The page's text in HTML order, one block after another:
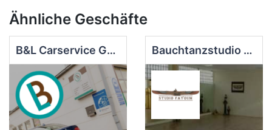
Ähnliche Geschäfte
B&L Carservice GmbH Bauchtanzstudio Fayoum